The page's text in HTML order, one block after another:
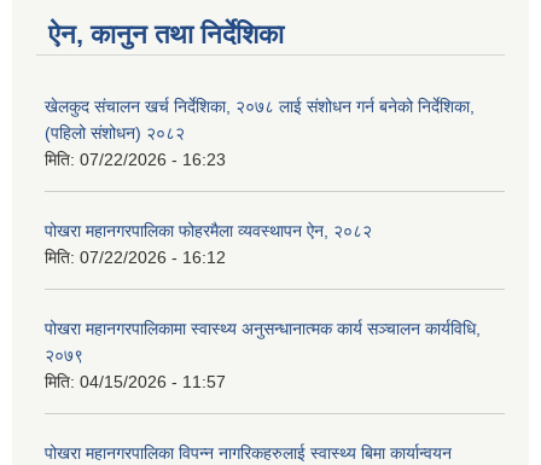
ऐन, कानुन तथा निर्देशिका
खेलकुद संचालन खर्च निर्देशिका, २०७८ लाई संशोधन गर्न बनेको निर्देशिका,
(पहिलो संशोधन) २०८२
मिति: 07/22/2026 - 16:23
पोखरा महानगरपालिका फोहरमैला व्यवस्थापन ऐन, २०८२
मिति: 07/22/2026 - 16:12
पोखरा महानगरपालिकामा स्वास्थ्य अनुसन्धानात्मक कार्य सञ्चालन कार्यविधि,
२०७९
मिति: 04/15/2026 - 11:57
पोखरा महानगरपालिका विपन्न नागरिकहरुलाई स्वास्थ्य बिमा कार्यान्वयन